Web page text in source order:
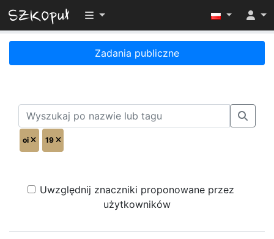
Przełącz widoczność menu
Zadania publiczne
oi 19
Uwzględnij znaczniki proponowane przez
użytkowników